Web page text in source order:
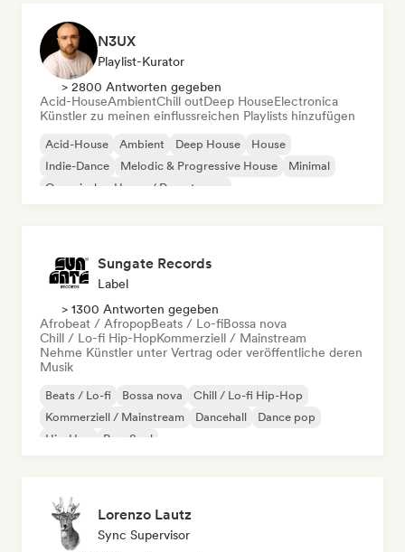
N3UX
Playlist-Kurator
> 2800 Antworten gegeben
Acid-HouseAmbientChill outDeep HouseElectronica
Künstler zu meinen einflussreichen Playlists hinzufügen
Acid-House Ambient Deep House
House
Indie-Dance
Melodic & Progressive House
Minimal
Organischer House / Downtempo
Sungate Records
Label
> 1300 Antworten gegeben
Afrobeat / AfropopBeats / Lo-fiBossa nova
Chill / Lo-fi Hip-HopKommerziell / Mainstream
Nehme Künstler unter Vertrag oder veröffentliche deren
Musik
Beats / Lo-fi Bossa nova
Chill / Lo-fi Hip-Hop
Kommerziell / Mainstream
Dancehall
Dance pop
Hip-Hop
Pop-Soul
Lorenzo Lautz
Sync Supervisor